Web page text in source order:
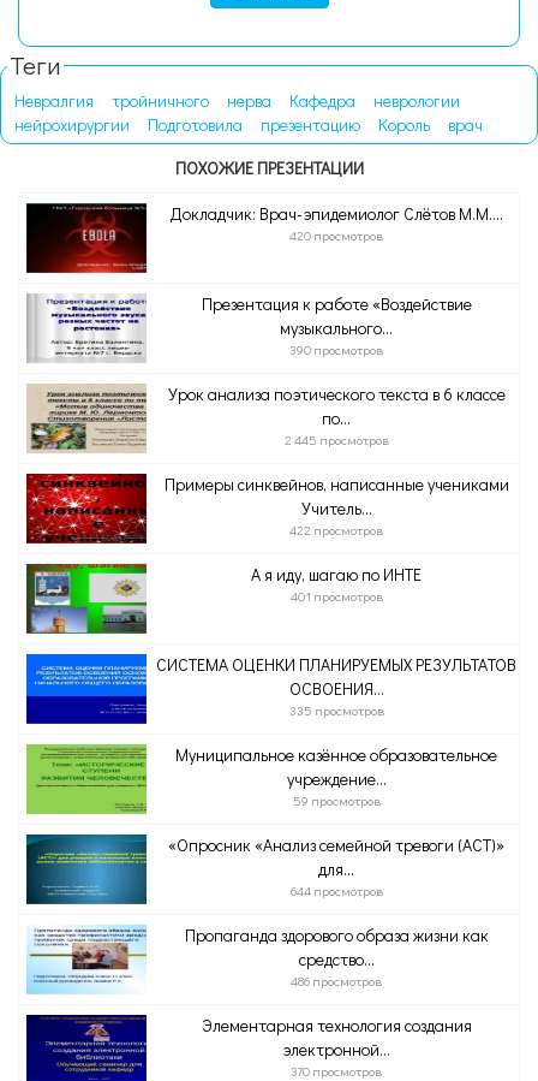
Теги
Невралгия тройничного нерва Кафедра
неврологии
нейрохирургии
Подготовила презентацию Король
врач
ПОХОЖИЕ ПРЕЗЕНТАЦИИ
Докладчик: Врач-эпидемиолог Слётов М.М....
420 просмотров
Презентация к работе «Воздействие
музыкального...
390 просмотров
Урок анализа поэтического текста в 6 классе
по...
2 445 просмотров
Примеры синквейнов, написанные учениками
Учитель...
422 просмотров
А я иду, шагаю по ИНТЕ
401 просмотров
СИСТЕМА ОЦЕНКИ ПЛАНИРУЕМЫХ РЕЗУЛЬТАТОВ
ОСВОЕНИЯ...
335 просмотров
Муниципальное казённое образовательное
учреждение...
59 просмотров
«Опросник «Анализ семейной тревоги (АСТ)»
для...
644 просмотров
Пропаганда здорового образа жизни как
средство...
486 просмотров
Элементарная технология создания
электронной...
370 просмотров